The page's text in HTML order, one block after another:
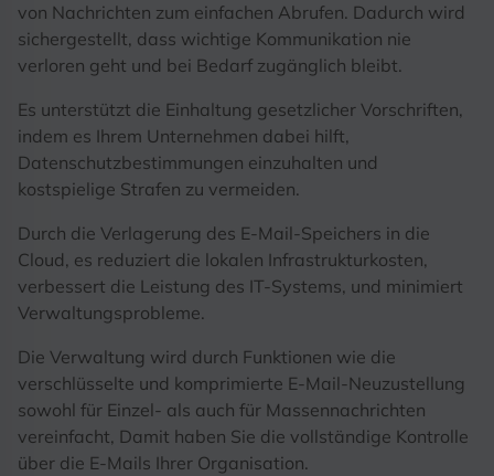
von Nachrichten zum einfachen Abrufen. Dadurch wird
sichergestellt, dass wichtige Kommunikation nie
verloren geht und bei Bedarf zugänglich bleibt.
Es unterstützt die Einhaltung gesetzlicher Vorschriften,
indem es Ihrem Unternehmen dabei hilft,
Datenschutzbestimmungen einzuhalten und
kostspielige Strafen zu vermeiden.
Durch die Verlagerung des E-Mail-Speichers in die
Cloud, es reduziert die lokalen Infrastrukturkosten,
verbessert die Leistung des IT-Systems, und minimiert
Verwaltungsprobleme.
Die Verwaltung wird durch Funktionen wie die
verschlüsselte und komprimierte E-Mail-Neuzustellung
sowohl für Einzel- als auch für Massennachrichten
vereinfacht, Damit haben Sie die vollständige Kontrolle
über die E-Mails Ihrer Organisation.